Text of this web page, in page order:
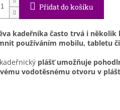
Přidat do košíku
kadeřníka často trvá i
používáním mobilu, tabletu
plášť umožňuje
vodotěsnému otvoru v